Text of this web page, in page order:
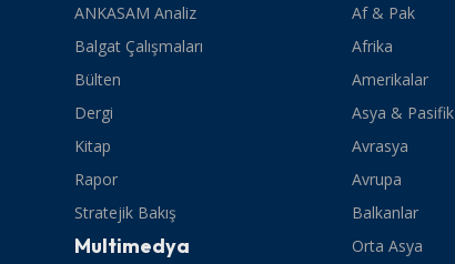
ANKASAM Analiz
Balgat Çalışmaları
Bülten
Dergi
Kitap
Rapor
Stratejik Bakış
Multimedya
Af & Pak
Afrika
Amerikalar
Asya & Pasifik
Avrasya
Avrupa
Balkanlar
Orta Asya